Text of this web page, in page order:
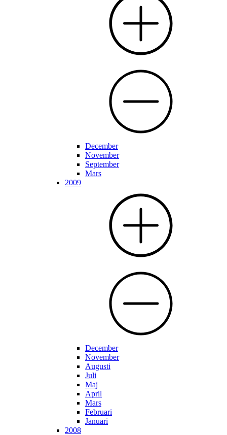
December
November
September
Mars
2009
December
November
Augusti
Juli
Maj
April
Mars
Februari
Januari
2008